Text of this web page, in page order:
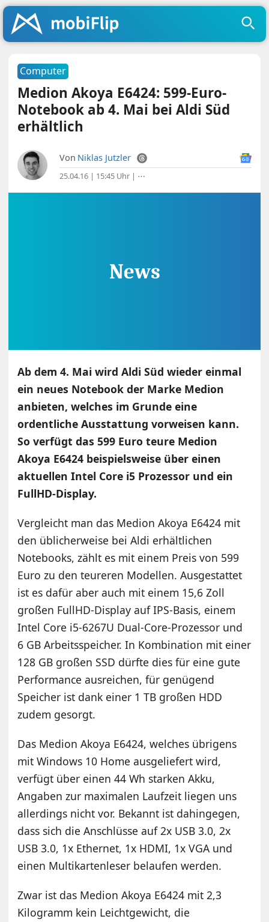
Computer
Medion Akoya E6424: 599-Euro-
Notebook ab 4. Mai bei Aldi Süd
erhältlich
Von Niklas Jutzler
25.04.16 | 15:45 Uhr | ⋯
Ab dem 4. Mai wird Aldi Süd wieder einmal
ein neues Notebook der Marke Medion
anbieten, welches im Grunde eine
ordentliche Ausstattung vorweisen kann.
So verfügt das 599 Euro teure Medion
Akoya E6424 beispielsweise über einen
aktuellen Intel Core i5 Prozessor und ein
FullHD-Display.
Vergleicht man das Medion Akoya E6424 mit
den üblicherweise bei Aldi erhältlichen
Notebooks, zählt es mit einem Preis von 599
Euro zu den teureren Modellen. Ausgestattet
ist es dafür aber auch mit einem 15,6 Zoll
großen FullHD-Display auf IPS-Basis, einem
Intel Core i5-6267U Dual-Core-Prozessor und
6 GB Arbeitsspeicher. In Kombination mit einer
128 GB großen SSD dürfte dies für eine gute
Performance ausreichen, für genügend
Speicher ist dank einer 1 TB großen HDD
zudem gesorgt.
Das Medion Akoya E6424, welches übrigens
mit Windows 10 Home ausgeliefert wird,
verfügt über einen 44 Wh starken Akku,
Angaben zur maximalen Laufzeit liegen uns
allerdings nicht vor. Bekannt ist dahingegen,
dass sich die Anschlüsse auf 2x USB 3.0, 2x
USB 3.0, 1x Ethernet, 1x HDMI, 1x VGA und
einen Multikartenleser belaufen werden.
Zwar ist das Medion Akoya E6424 mit 2,3
Kilogramm kein Leichtgewicht, die